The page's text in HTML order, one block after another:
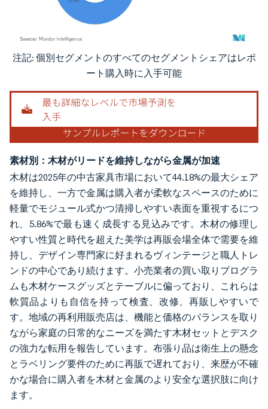
画像 © Mordor Intelligence。再利用にはCC BY 4.0の表示が必要です。
注記: 個別セグメントのすべてのセグメントシェアはレポ
ート購入時に入手可能
素材別：木材がリードを維持しながら金属が加速
木材は2025年の中古家具市場において44.18%の最大シェア
を維持し、一方で金属は購入者が柔軟なスペースのために
軽量でモジュール式かつ清掃しやすい表面を重視するにつ
れ、5.86%で最も速く成長する見込みです。木材の修理し
やすい性質と時代を超えた美学は再販会場全体で需要を維
持し、デザイン専門家に好まれるヴィンテージと職人トレ
ンドの中心であり続けます。小売業者の買い取りプログラ
ムも木材ケースグッズとテーブルに偏っており、これらは
軟質品よりも自信を持って検査、改修、再販しやすいで
す。地域の再利用販売店は、機能と価格のバランスを取り
ながら家庭の日常的なニーズを満たす木材セットとデスク
の強力な転用を報告しています。布張り品は衛生上の懸念
とラベリング要件のために再販で遅れており、来歴が不確
かな場合に購入者を木材と金属のより安全な選択肢に向け
ます。